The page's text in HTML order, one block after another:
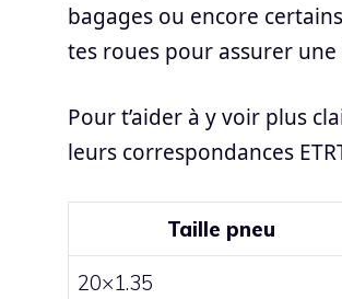
bagages ou encore
tes roues pour assurer
Pour t’aider à y voir plus
leurs correspondances
Taille pneu
20×1.35